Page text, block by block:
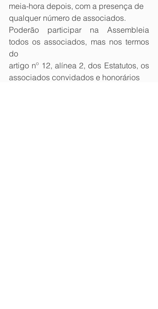
meia-hora depois, com a presença de
qualquer número de associados.
Poderão participar na Assembleia
todos os associados, mas nos termos
do
artigo nº 12, alínea 2, dos Estatutos, os
associados convidados e honorários